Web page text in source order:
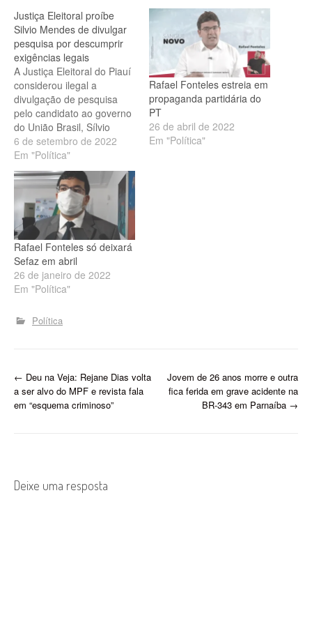
Justiça Eleitoral proíbe
Silvio Mendes de divulgar
pesquisa por descumprir
exigências legais
A Justiça Eleitoral do Piauí
considerou ilegal a
divulgação de pesquisa
pelo candidato ao governo
do União Brasil, Sílvio
Mendes. Na última
segunda-feira (05/09) o
candidato usou o horário
eleitoral para divulgar uma
pesquisa que mostra o seu
bom desempenho em
relação aos demais
candidatos, mas não
mostra os dados…
6 de setembro de 2022
Em "Política"
Rafael Fonteles estreia em
propaganda partidária do
PT
26 de abril de 2022
Em "Política"
Rafael Fonteles só deixará
Sefaz em abril
26 de janeiro de 2022
Em "Política"
Política
P
o
n
← Deu na Veja: Rejane Dias volta
a ser alvo do MPF e revista fala
em “esquema criminoso”
Jovem de 26 anos morre e outra
fica ferida em grave acidente na
BR-343 em Parnaíba →
Deixe uma resposta